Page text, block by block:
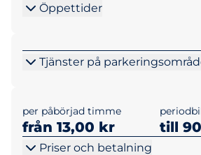
Öppettider
Tjänster på
per påbörjad timme
från 13,00 kr till
Priser och betalning